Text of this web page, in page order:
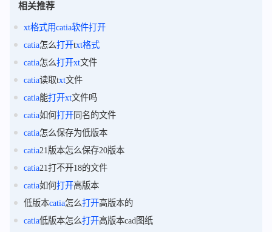
相关推荐
xt格式用catia软件打开
catia怎么打开txt格式
catia怎么打开xt文件
catia读取txt文件
catia能打开xt文件吗
catia如何打开同名的文件
catia怎么保存为低版本
catia21版本怎么保存20版本
catia21打不开18的文件
catia如何打开高版本
低版本catia怎么打开高版本的
catia低版本怎么打开高版本cad图纸